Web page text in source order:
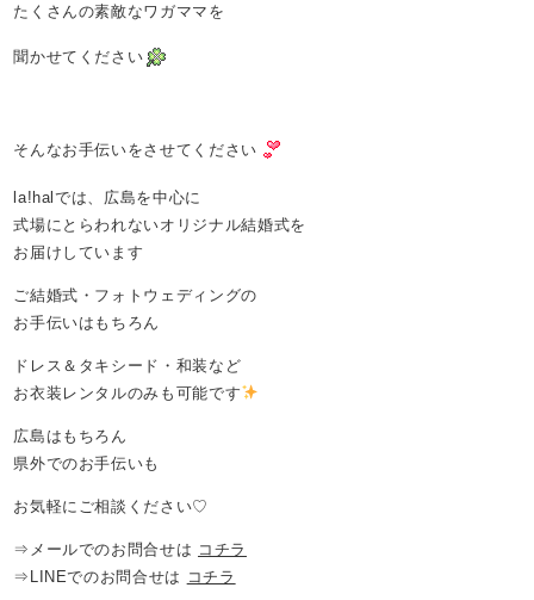
たくさんの素敵なワガママを
聞かせてください
そんなお手伝いをさせてください
la!halでは、広島を中心に
式場にとらわれないオリジナル結婚式を
お届けしています
ご結婚式・フォトウェディングの
お手伝いはもちろん
ドレス＆タキシード・和装など
お衣装レンタルのみも可能です
広島はもちろん
県外でのお手伝いも
お気軽にご相談ください♡
⇒メールでのお問合せは コチラ
⇒LINEでのお問合せは コチラ